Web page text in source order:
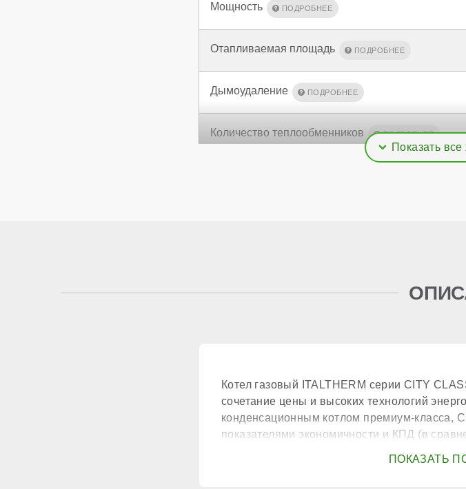
Мощность
Отапливаемая площадь
Дымоудаление
Количество теплообменников
Встроенный бойлер
Расширительный бак
Котел газовый ITALTHERM серии CITY
сочетание цены и высоких технологий
конденсационным котлом премиум-класса,
показателями экономичности и КПД (в